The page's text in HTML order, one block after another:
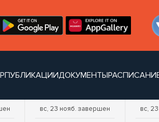
ПУБЛИКАЦИИДОКУМЕНТЫ
вс, 23 нояб. завершен вс,